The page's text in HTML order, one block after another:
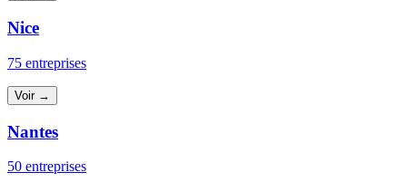
Nice
75 entreprises
Voir →
Nantes
50 entreprises